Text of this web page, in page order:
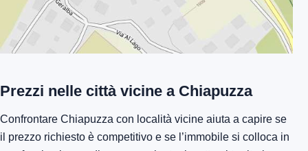
Prezzi nelle città vicine a Chiapuzza
Confrontare Chiapuzza con località vicine aiuta a capire se
il prezzo richiesto è competitivo e se l’immobile si colloca in